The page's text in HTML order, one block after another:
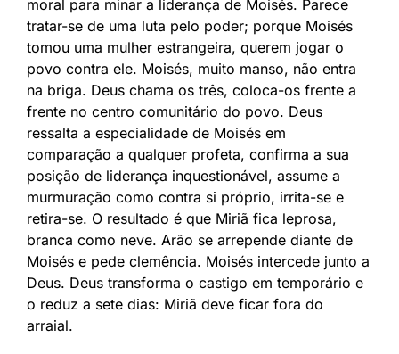
moral para minar a liderança de Moisés. Parece
tratar-se de uma luta pelo poder; porque Moisés
tomou uma mulher estrangeira, querem jogar o
povo contra ele. Moisés, muito manso, não entra
na briga. Deus chama os três, coloca-os frente a
frente no centro comunitário do povo. Deus
ressalta a especialidade de Moisés em
comparação a qualquer profeta, confirma a sua
posição de liderança inquestionável, assume a
murmuração como contra si próprio, irrita-se e
retira-se. O resultado é que Miriã fica leprosa,
branca como neve. Arão se arrepende diante de
Moisés e pede clemência. Moisés intercede junto a
Deus. Deus transforma o castigo em temporário e
o reduz a sete dias: Miriã deve ficar fora do
arraial.